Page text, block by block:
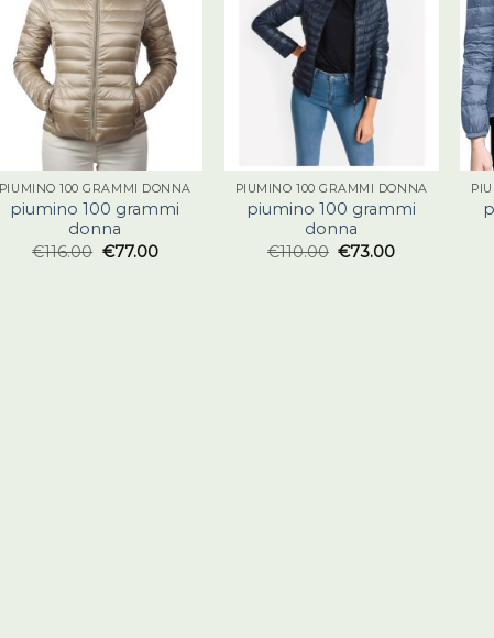
PIUMINO 100 GRAMMI DONNA
piumino 100 grammi
donna
€116.00 €77.00
PIUMINO 100 GRAMMI DONNA
piumino 100 grammi
donna
€110.00 €73.00